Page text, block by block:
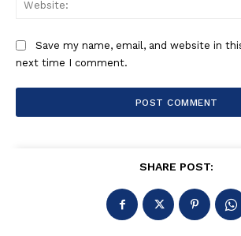
Save my name, email, and website in
next time I comment.
SHARE POST: